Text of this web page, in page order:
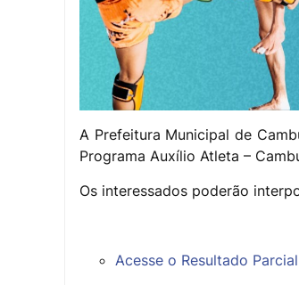
A Prefeitura Municipal de
Programa Auxílio Atleta –
Os interessados poderão
Acesse o Resultado Parcial